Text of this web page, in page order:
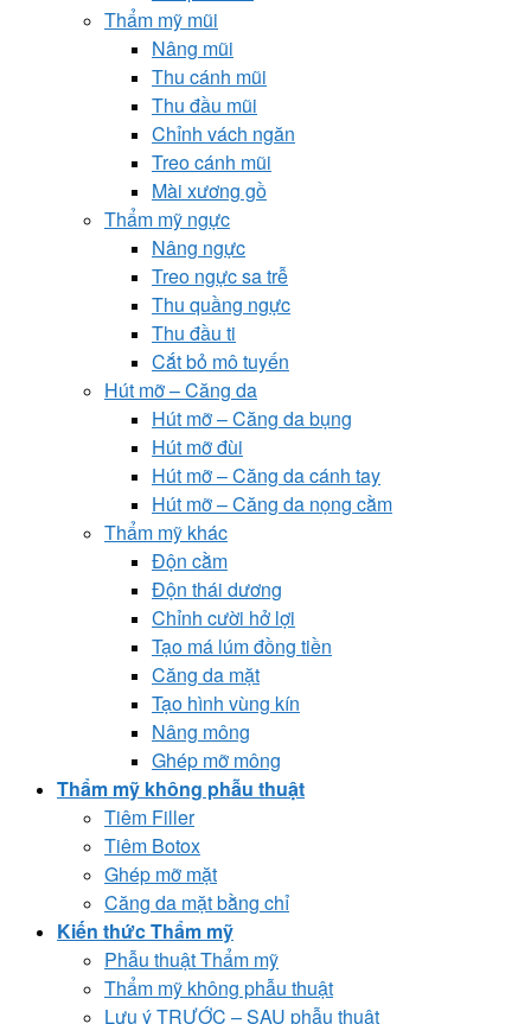
Thẩm mỹ mũi
Nâng mũi
Thu cánh mũi
Thu đầu mũi
Chỉnh vách ngăn
Treo cánh mũi
Mài xương gồ
Thẩm mỹ ngực
Nâng ngực
Treo ngực sa trễ
Thu quầng ngực
Thu đầu ti
Cắt bỏ mô tuyến
Hút mỡ – Căng da
Hút mỡ – Căng da bụng
Hút mỡ đùi
Hút mỡ – Căng da cánh tay
Hút mỡ – Căng da nọng cằm
Thẩm mỹ khác
Độn cằm
Độn thái dương
Chỉnh cười hở lợi
Tạo má lúm đồng tiền
Căng da mặt
Tạo hình vùng kín
Nâng mông
Ghép mỡ mông
Thẩm mỹ không phẫu thuật
Tiêm Filler
Tiêm Botox
Ghép mỡ mặt
Căng da mặt bằng chỉ
Kiến thức Thẩm mỹ
Phẫu thuật Thẩm mỹ
Thẩm mỹ không phẫu thuật
Lưu ý TRƯỚC – SAU phẫu thuật